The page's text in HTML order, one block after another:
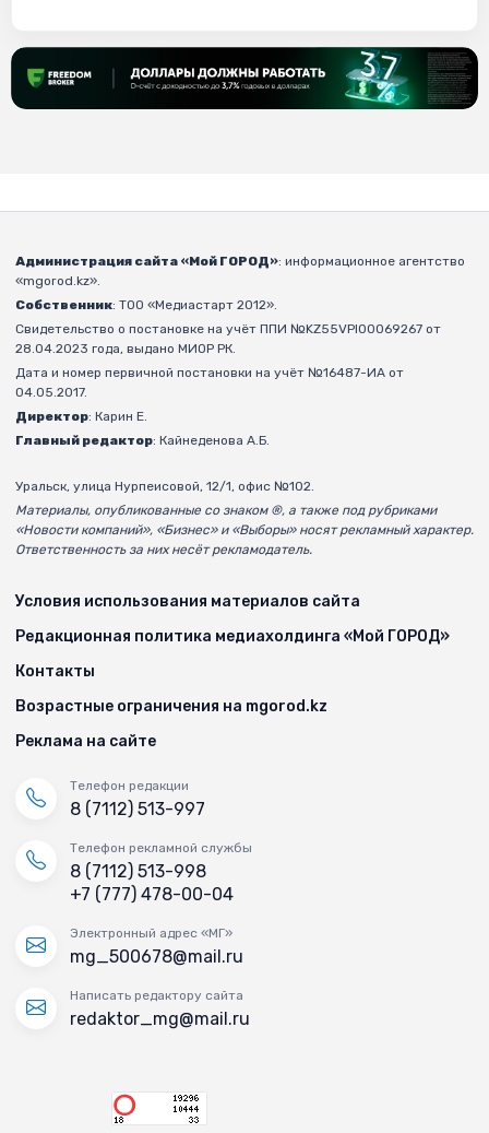
Администрация сайта «Мой ГОРОД»: информационное агентство
«mgorod.kz».
Собственник: ТОО «Медиастарт 2012».
Свидетельство о постановке на учёт ППИ №KZ55VPI00069267 от
28.04.2023 года, выдано МИОР РК.
Дата и номер первичной постановки на учёт №16487-ИА от
04.05.2017.
Директор: Карин Е.
Главный редактор: Кайнеденова А.Б.
Уральск, улица Нурпеисовой, 12/1, офис №102.
Материалы, опубликованные со знаком ®, а также под рубриками
«Новости компаний», «Бизнес» и «Выборы» носят рекламный характер.
Ответственность за них несёт рекламодатель.
Условия использования материалов сайта
Редакционная политика медиахолдинга «Мой ГОРОД»
Контакты
Возрастные ограничения на mgorod.kz
Реклама на сайте
Телефон редакции
8 (7112) 513-997
Телефон рекламной службы
8 (7112) 513-998
+7 (777) 478-00-04
Электронный адрес «МГ»
mg_500678@mail.ru
Написать редактору сайта
redaktor_mg@mail.ru